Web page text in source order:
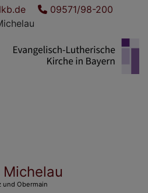
09571/98-200
und Obermain